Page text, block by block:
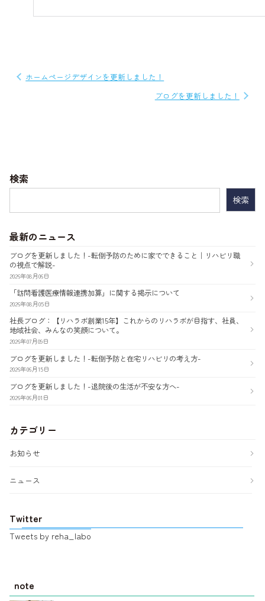
投
ー
シ
ョ
ン
ホームページデザインを更新しました！
ブログを更新しました！
検索
最新のニュース
ブログを更新しました！-転倒予防のために家でできること｜リハビリ職
の視点で解説-
2026年08月06日
「訪問看護医療情報連携加算」に関する掲示について
2026年08月05日
社長ブログ：【リハラボ創業15年】これからのリハラボが目指す、社員、
地域社会、みんなの笑顔について。
2026年07月09日
ブログを更新しました！-転倒予防と在宅リハビリの考え方-
2026年06月15日
ブログを更新しました！-退院後の生活が不安な方へ-
2026年06月01日
カテゴリー
お知らせ
ニュース
Twitter
Tweets by reha_labo
note